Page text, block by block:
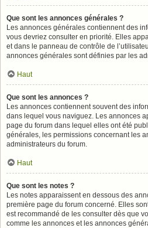
Que sont les annonces générales ?
Les annonces générales contiennent des
vous devriez consulter en priorité. Elles
et dans le panneau de contrôle de
annonces générales sont définies par les
Haut
Que sont les annonces ?
Les annonces contiennent souvent des
dans lequel vous naviguez. Les annonces
page du forum dans lequel elles ont été
générales, les permissions concernant les
administrateurs du forum.
Haut
Que sont les notes ?
Les notes apparaissent en dessous des
première page du forum concerné. Elles
est recommandé de les consulter dès que
comme les annonces et les annonces